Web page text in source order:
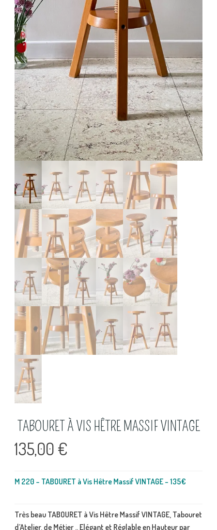
TABOURET À VIS HÊTRE MASSIF VINTAGE
135,00 €
M 220 – TABOURET à Vis Hêtre Massif VINTAGE – 135€
Très beau TABOURET à Vis Hêtre Massif VINTAGE, Tabouret
d’Atelier, de Métier .. Elégant et Réglable en Hauteur par